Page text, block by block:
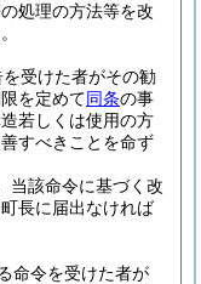
処理の方法等を改
受けた者がその勧
を定めて同条の事
若しくは使用の方
すべきことを命ず
当該命令に基づく改
長に届出なければ
命令を受けた者が